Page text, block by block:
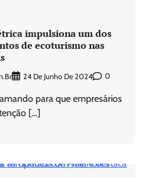
impulsiona um dos
de ecoturismo nas
24 De Junho De 2024 0
para que empresários
[…]